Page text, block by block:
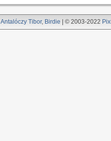
Antalóczy Tibor, Birdie | © 2003-2022